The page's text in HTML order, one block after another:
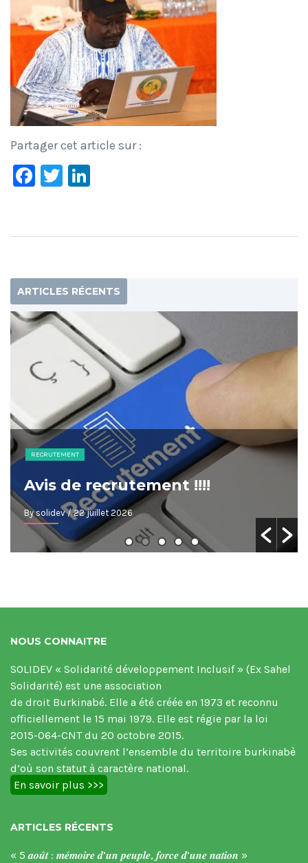
Partager cet article sur :
Facebook
Twitter
ARTICLES RÉCENTS
RECRUTEMENT
Avis de recrutement !!!!
By solidev/ 22 juillet 2026
NOUS CONNAITRE
SOLIDEV « Solidarité développement Inclusif » (Ex Sahel
Solidarité) est une association
de droit Burkinabé. Elle a été créée en 1973 et reconnu
officiellement le 15 mai 1979. Elle est régie par la loi
2015-064-CNT du 20 octobre 2015.
Ses activités couvrent l’ensemble du territoire burkinabè
d’où son statut à caractère national.
En savoir plus >>>
ARTICLES RÉCENTS
« 5 𝒂𝒐𝒖̂𝒕 : 𝒎𝒆́𝒎𝒐𝒊𝒓𝒆 𝒅’𝒖𝒏 𝒑𝒆𝒖𝒑𝒍𝒆, 𝒇𝒐𝒓𝒄𝒆 𝒅’𝒖𝒏𝒆 𝒏𝒂𝒕𝒊𝒐𝒏 »